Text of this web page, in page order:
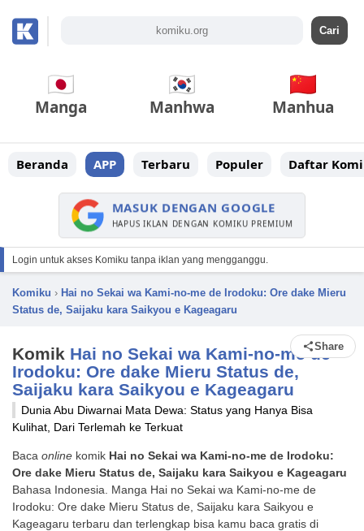
Manga Manhwa Manhua
Beranda APP Terbaru Populer Daftar
MASUK DENGAN GOOGLE
HAPUS IKLAN DENGAN KOMIKU PREMIUM
Login untuk akses Komiku tanpa iklan yang mengganggu.
Komiku › Hai no Sekai wa Kami-no-me de Irodoku: Ore dake Mieru
Status de, Saijaku kara Saikyou e Kageagaru
Komik Hai no Sekai wa Kami-no-me de
Irodoku: Ore dake Mieru Status de,
Saijaku kara Saikyou e Kageagaru
Share
Dunia Abu Diwarnai Mata Dewa: Status yang Hanya Bisa
Kulihat, Dari Terlemah ke Terkuat
Baca online komik Hai no Sekai wa Kami-no-me de Irodoku:
Ore dake Mieru Status de, Saijaku kara Saikyou e Kageagaru
Bahasa Indonesia. Manga Hai no Sekai wa Kami-no-me de
Irodoku: Ore dake Mieru Status de, Saijaku kara Saikyou e
Kageagaru terbaru dan terlengkap bisa kamu baca gratis di